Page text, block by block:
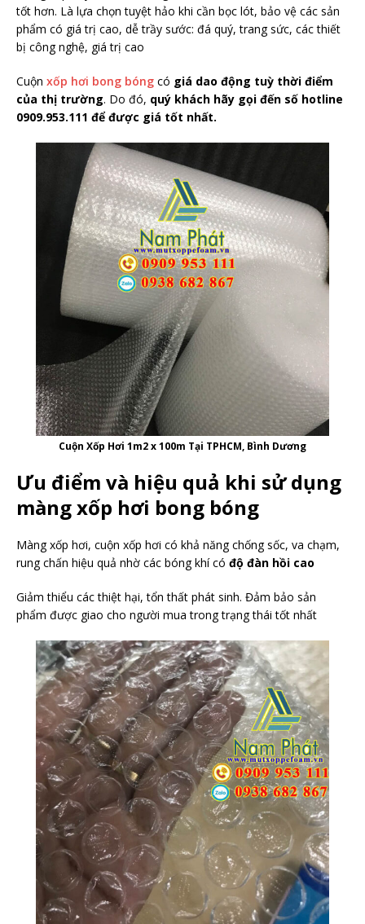
tốt hơn. Là lựa chọn tuyệt hảo khi cần bọc lót, bảo vệ các sản
phẩm có giá trị cao, dễ trầy sước: đá quý, trang sức, các thiết
bị công nghệ, giá trị cao
Cuộn xốp hơi bong bóng có giá dao động tuỳ thời điểm
của thị trường. Do đó, quý khách hãy gọi đến số hotline
0909.953.111 để được giá tốt nhất.
Cuộn Xốp Hơi 1m2 x 100m Tại TPHCM, Bình Dương
Ưu điểm và hiệu quả khi sử dụng
màng xốp hơi bong bóng
Màng xốp hơi, cuộn xốp hơi có khả năng chống sốc, va chạm,
rung chấn hiệu quả nhờ các bóng khí có độ đàn hồi cao
Giảm thiểu các thiệt hại, tổn thất phát sinh. Đảm bảo sản
phẩm được giao cho người mua trong trạng thái tốt nhất